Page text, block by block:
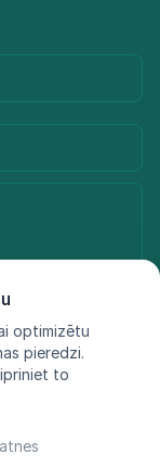
optimizētu
pieredzi.
to